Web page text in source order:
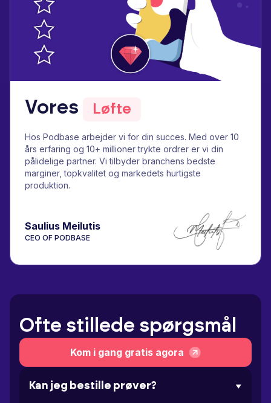
Vores Løfte
Hos Podbase arbejder vi for din succes. Med over 10
års erfaring og 10+ millioner trykte ordrer er vi din
pålidelige partner. Vi tilbyder branchens bedste
marginer, topkvalitet og markedets hurtigste
produktion.
Saulius Meilutis
CEO OF PODBASE
Ofte stillede spørgsmål
Kom i gang gratis agora
Kan jeg bestille prøver?